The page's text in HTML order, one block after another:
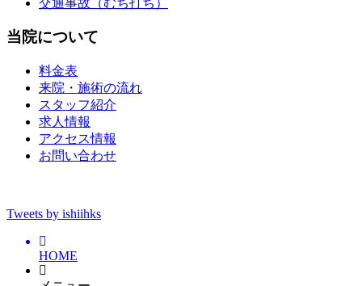
当院について
料金表
来院・施術の流れ
スタッフ紹介
求人情報
アクセス情報
お問い合わせ
Tweets by ishiihks
HOME